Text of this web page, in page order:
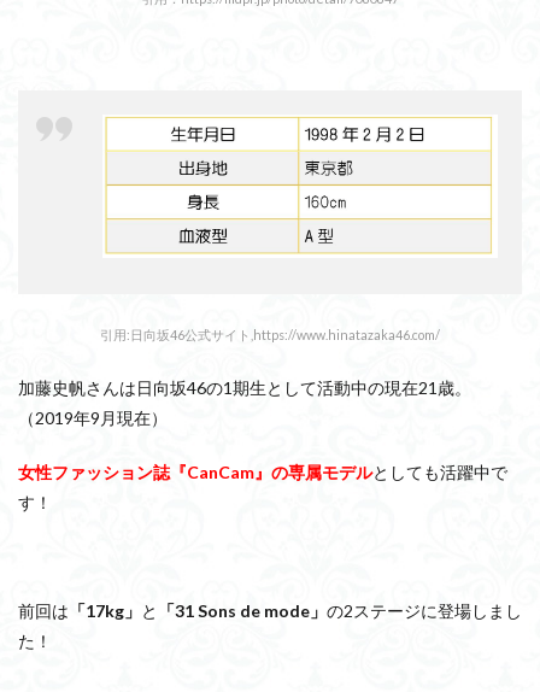
デ！
佐々
日向坂46が
リとランウ
ェイの様子
を紹介の記
引用:日向坂46公式サイト,https://www.hinatazaka46.com/
加藤史帆さんは日向坂46の1期生として活動中の現在21歳。
（2019年9月現在）
女性ファッション誌『CanCam』の専属モデルとしても活躍中で
す！
前回は 「17kg」 と 「31 Sons de mode」 の2ステージに登場しまし
た！